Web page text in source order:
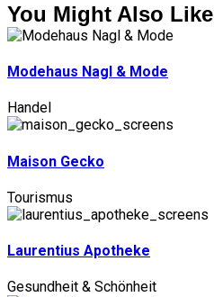
You Might Also Like
Modehaus Nagl & Mode
Handel
Maison Gecko
Tourismus
Laurentius Apotheke
Gesundheit & Schönheit